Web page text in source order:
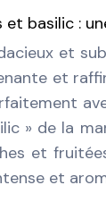
et basilic :
et
et
» de la
et
et